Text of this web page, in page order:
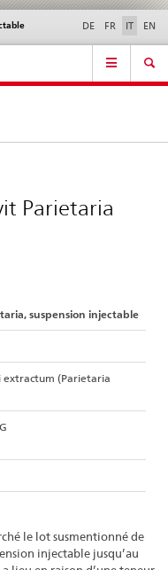
Contatto | Supporto &
aiuto
DE FR IT EN
Parietaria
suspension injectable
extractum (Parietaria
le lot susmentionné de
injectable jusqu’au